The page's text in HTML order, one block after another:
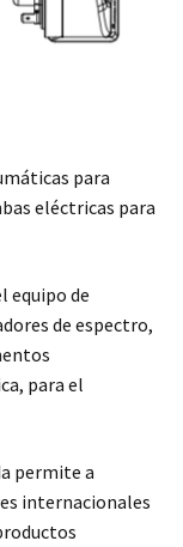
para
eléctricas para
equipo de
de espectro,
para el
permite a
internacionales